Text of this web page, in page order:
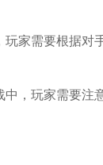
家需要根据
，玩家需要注